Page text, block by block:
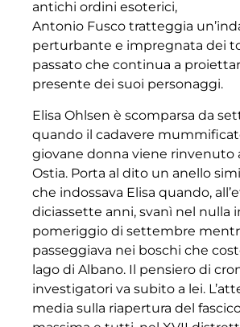
antichi ordini esoterici,
Antonio Fusco tratteggia
perturbante e impregnata dei
passato che continua a
presente dei suoi personaggi.
Elisa Ohlsen è scomparsa da
quando il cadavere
giovane donna viene rinvenuto
Ostia. Porta al dito un anello
che indossava Elisa quando,
diciassette anni, svanì nel nulla
pomeriggio di settembre
passeggiava nei boschi che
lago di Albano. Il pensiero di
investigatori va subito a lei.
media sulla riapertura del